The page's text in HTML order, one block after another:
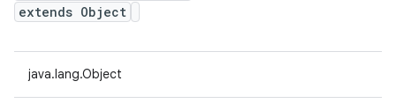
extends Object
java.lang.Object